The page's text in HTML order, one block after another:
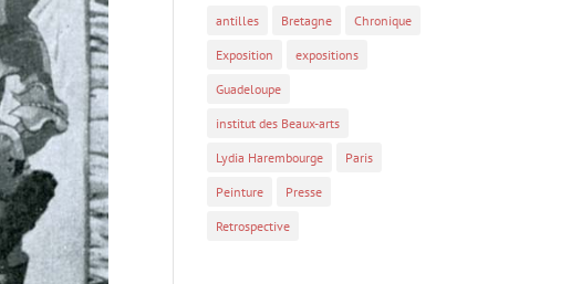
antilles Bretagne Chronique
Exposition expositions
Guadeloupe
institut des Beaux-arts
Lydia Harembourge Paris
Peinture Presse
Retrospective